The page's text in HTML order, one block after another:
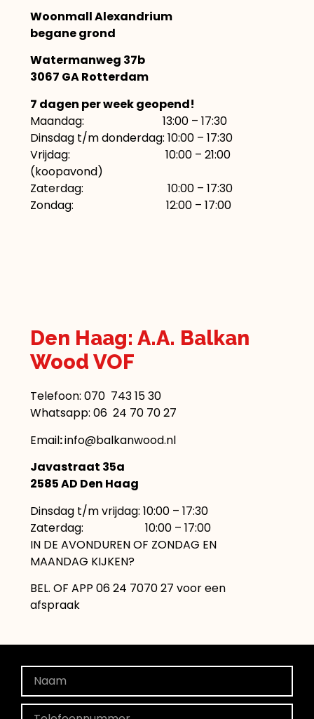
Den Haag: A.A. Balkan
Wood VOF
Telefoon:070 743 15 30
Whatsapp: 06 24 70 70 27
Email:info@balkanwood.nl
Javastraat 35a
2585 AD Den Haag
Dinsdag t/m vrijdag: 10:00 – 17:30
Zaterdag: 10:00 – 17:00
IN DE AVONDUREN OF ZONDAG EN
MAANDAG KIJKEN?
BEL. OF APP 06 24 7070 27 voor een
afspraak
Woonmall Alexandrium
begane grond
Watermanweg 37b
3067 GA Rotterdam
7 dagen per week geopend!
Maandag: 13:00 – 17:30
Dinsdag t/m donderdag: 10:00 – 17:30
Vrijdag: 10:00 – 21:00
(koopavond)
Zaterdag: 10:00 – 17:30
Zondag: 12:00 – 17:00